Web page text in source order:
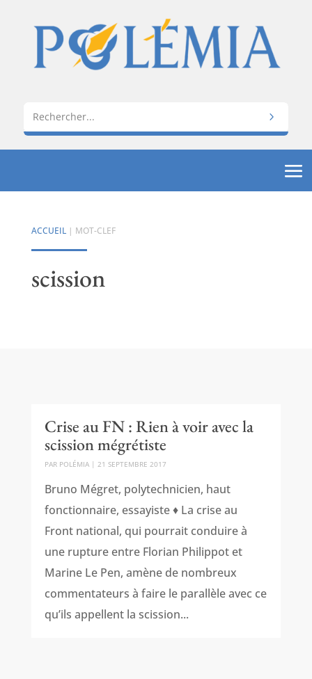
ACCUEIL| MOT-CLEF
scission
Crise au FN : Rien à voir avec la
scission mégrétiste
PAR POLÉMIA| 21 SEPTEMBRE 2017
Bruno Mégret, polytechnicien, haut
fonctionnaire, essayiste ♦ La crise au
Front national, qui pourrait conduire à
une rupture entre Florian Philippot et
Marine Le Pen, amène de nombreux
commentateurs à faire le parallèle avec ce
qu’ils appellent la scission...